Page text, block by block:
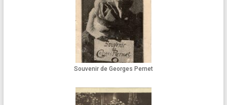
Souvenir de Georges Pernet